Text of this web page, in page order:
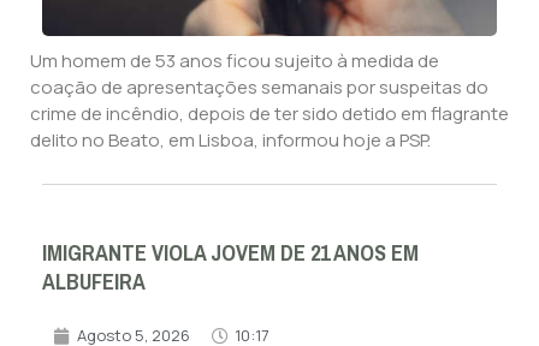
Um homem de 53 anos ficou sujeito à medida de
coação de apresentações semanais por suspeitas do
crime de incêndio, depois de ter sido detido em flagrante
delito no Beato, em Lisboa, informou hoje a PSP.
IMIGRANTE VIOLA JOVEM DE 21 ANOS EM
ALBUFEIRA
Agosto 5, 2026 10:17